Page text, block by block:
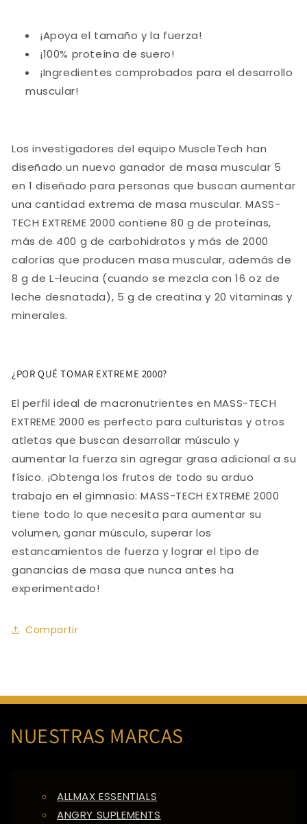
¡Apoya el tamaño y la fuerza!
¡100% proteína de suero!
¡Ingredientes comprobados para el desarrollo
muscular!
Los investigadores del equipo MuscleTech han
diseñado un nuevo ganador de masa muscular 5
en 1 diseñado para personas que buscan aumentar
una cantidad extrema de masa muscular. MASS-
TECH EXTREME 2000 contiene 80 g de proteínas,
más de 400 g de carbohidratos y más de 2000
calorías que producen masa muscular, además de
8 g de L-leucina (cuando se mezcla con 16 oz de
leche desnatada), 5 g de creatina y 20 vitaminas y
minerales.
¿POR QUÉ TOMAR EXTREME 2000?
El perfil ideal de macronutrientes en MASS-TECH
EXTREME 2000 es perfecto para culturistas y otros
atletas que buscan desarrollar músculo y
aumentar la fuerza sin agregar grasa adicional a su
físico. ¡Obtenga los frutos de todo su arduo
trabajo en el gimnasio: MASS-TECH EXTREME 2000
tiene todo lo que necesita para aumentar su
volumen, ganar músculo, superar los
estancamientos de fuerza y ​​lograr el tipo de
ganancias de masa que nunca antes ha
experimentado!
Compartir
NUESTRAS MARCAS
ALLMAX ESSENTIALS
ANGRY SUPLEMENTS